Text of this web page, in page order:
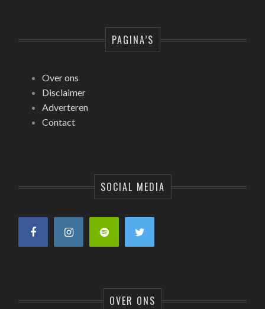
PAGINA’S
Over ons
Disclaimer
Adverteren
Contact
SOCIAL MEDIA
OVER ONS